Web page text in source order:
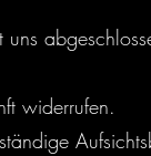
widerrufen.